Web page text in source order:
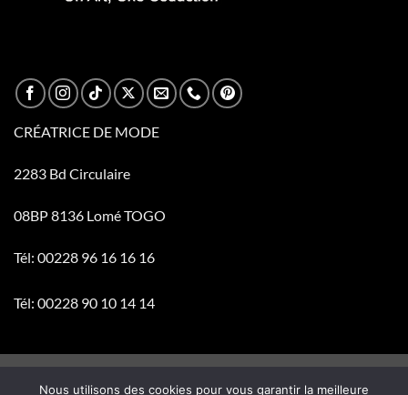
CRÉATRICE DE MODE
2283 Bd Circulaire
08BP 8136 Lomé TOGO
Tél: 00228 96 16 16 16
Tél: 00228 90 10 14 14
Visa PayPal Stripe MasterCardCash
Nous utilisons des cookies pour vous garantir la meilleure